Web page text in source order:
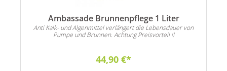
Ambassade Brunnenpflege 1 Liter
Anti Kalk- und Algenmittel verlängert die Lebensdauer von
Pumpe und Brunnen. Achtung Preisvorteil !!
44,90 €